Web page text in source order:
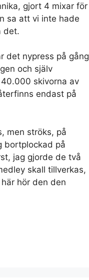
gjort 4 mixar för
sa att vi inte hade
det.
det nypress på gång
och själv
40.000 skivorna av
endast på
men ströks, på
bortplockad på
jag gjorde de två
skall tillverkas,
hör den den